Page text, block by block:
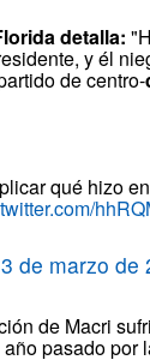
detalla:
y él
de centro-
qué hizo
3 de marzo de
de Macri
pasado